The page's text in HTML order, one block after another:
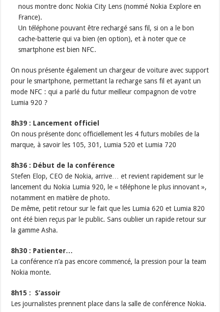
nous montre donc Nokia City Lens (nommé Nokia Explore en
France).
Un téléphone pouvant être rechargé sans fil, si on a le bon
cache-batterie qui va bien (en option), et à noter que ce
smartphone est bien NFC.
On nous présente également un chargeur de voiture avec support
pour le smartphone, permettant la recharge sans fil et ayant un
mode NFC : qui a parlé du futur meilleur compagnon de votre
Lumia 920 ?
8h39 : Lancement officiel
On nous présente donc officiellement les 4 futurs mobiles de la
marque, à savoir les 105, 301, Lumia 520 et Lumia 720
8h36 : Début de la conférence
Stefen Elop, CEO de Nokia, arrive… et revient rapidement sur le
lancement du Nokia Lumia 920, le « téléphone le plus innovant »,
notamment en matière de photo.
De même, petit retour sur le fait que les Lumia 620 et Lumia 820
ont été bien reçus par le public. Sans oublier un rapide retour sur
la gamme Asha.
8h30 : Patienter…
La conférence n’a pas encore commencé, la pression pour la team
Nokia monte.
8h15 : S’assoir
Les journalistes prennent place dans la salle de conférence Nokia.